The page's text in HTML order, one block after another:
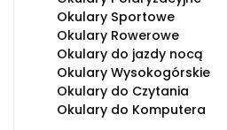
Okulary Sportowe
Okulary Rowerowe
Okulary do jazdy nocą
Okulary Wysokogórskie
Okulary do Czytania
Okulary do Komputera